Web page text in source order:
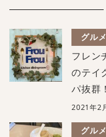
グルメ
フレン
のテイ
パ抜群！
2021年2
グルメ